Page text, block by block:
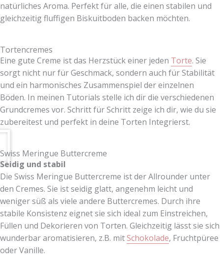
natürliches Aroma. Perfekt für alle, die einen stabilen und
gleichzeitig fluffigen Biskuitboden backen möchten.
Tortencremes
Eine gute Creme ist das Herzstück einer jeden Torte. Sie
sorgt nicht nur für Geschmack, sondern auch für Stabilität
und ein harmonisches Zusammenspiel der einzelnen
Böden. In meinen Tutorials stelle ich dir die verschiedenen
Grundcremes vor. Schritt für Schritt zeige ich dir, wie du sie
zubereitest und perfekt in deine Torten Integrierst.
Swiss Meringue Buttercreme
Seidig und stabil
Die Swiss Meringue Buttercreme ist der Allrounder unter
den Cremes. Sie ist seidig glatt, angenehm leicht und
weniger süß als viele andere Buttercremes. Durch ihre
stabile Konsistenz eignet sie sich ideal zum Einstreichen,
Füllen und Dekorieren von Torten. Gleichzeitig lässt sie sich
wunderbar aromatisieren, z.B. mitSchokolade, Fruchtpüree
oder Vanille.